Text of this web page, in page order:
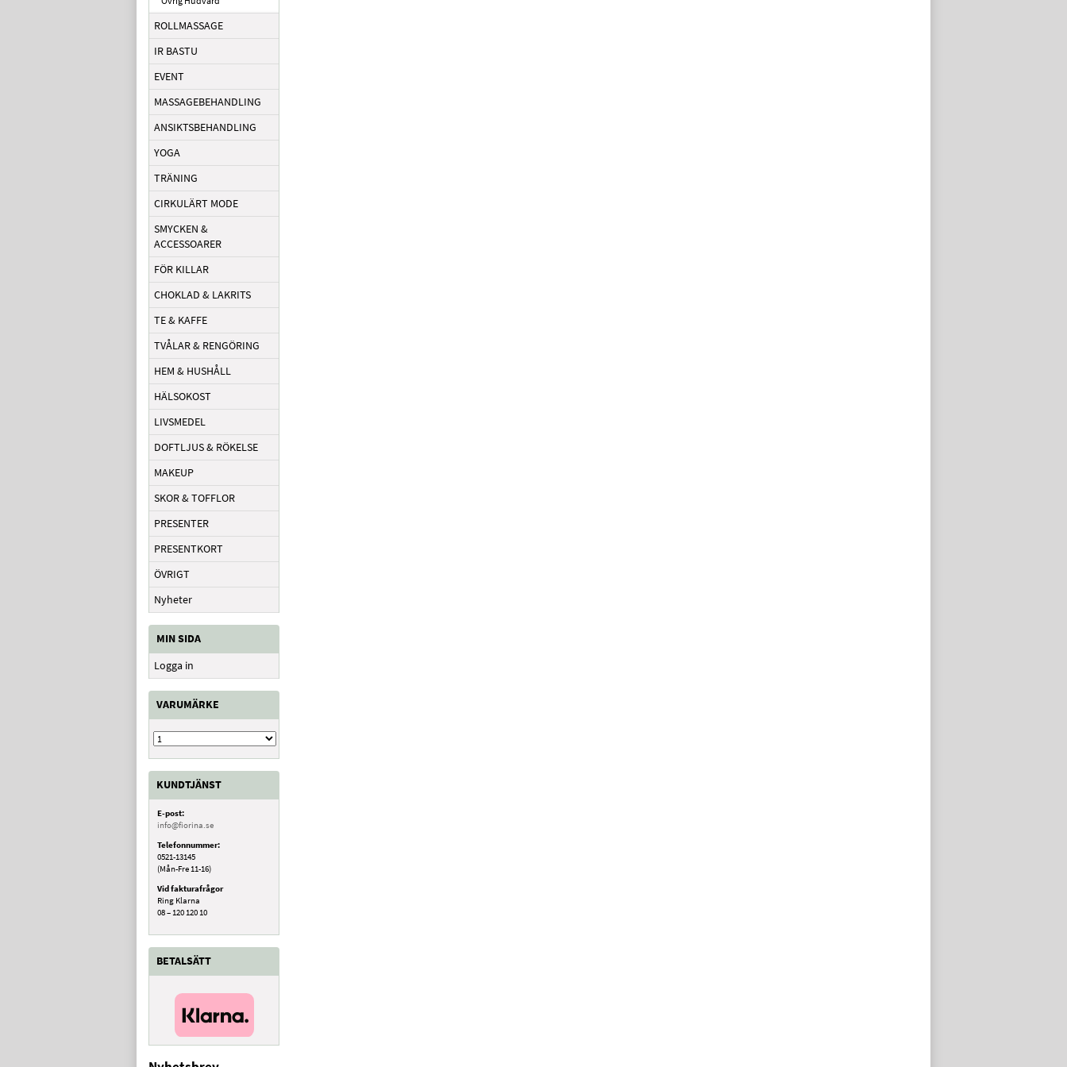
ROLLMASSAGE
IR BASTU
EVENT
MASSAGEBEHANDLING
ANSIKTSBEHANDLING
YOGA
TRÄNING
CIRKULÄRT MODE
SMYCKEN &
ACCESSOARER
FÖR KILLAR
CHOKLAD & LAKRITS
TE & KAFFE
TVÅLAR & RENGÖRING
HEM & HUSHÅLL
HÄLSOKOST
LIVSMEDEL
DOFTLJUS & RÖKELSE
MAKEUP
SKOR & TOFFLOR
PRESENTER
PRESENTKORT
ÖVRIGT
Nyheter
MIN SIDA
Logga in
VARUMÄRKE
KUNDTJÄNST
E-post:
info@fiorina.se
Telefonnummer:
0521-13145
(Mån-Fre 11-16)
Vid fakturafrågor
Ring Klarna
08 – 120 120 10
BETALSÄTT